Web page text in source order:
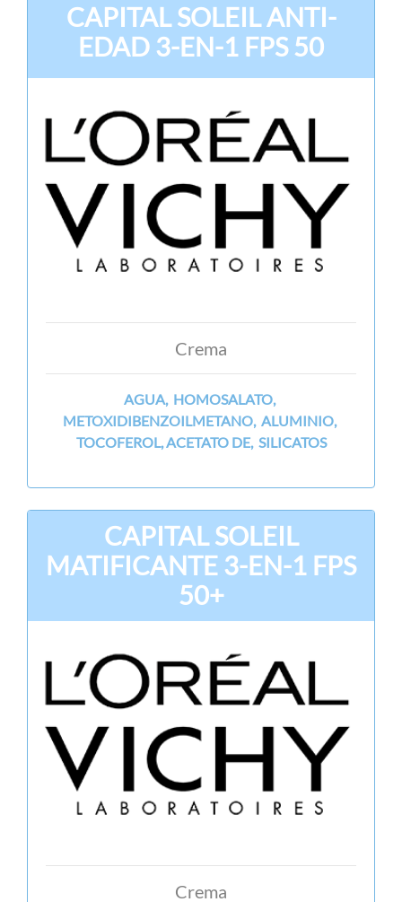
CAPITAL SOLEIL ANTI-
EDAD 3-EN-1 FPS 50
Crema
AGUA, HOMOSALATO,
METOXIDIBENZOILMETANO, ALUMINIO,
TOCOFEROL, ACETATO DE, SILICATOS
CAPITAL SOLEIL
MATIFICANTE 3-EN-1 FPS
50+
Crema